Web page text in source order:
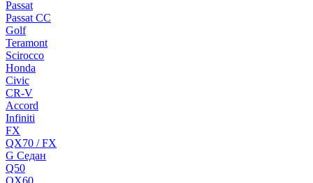
Passat
Passat CC
Golf
Teramont
Scirocco
Honda
Civic
CR-V
Accord
Infiniti
FX
QX70 / FX
G Cедан
Q50
QX60